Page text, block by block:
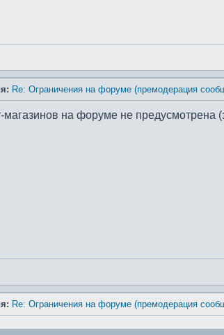
Re: Ограничения на форуме (премодерация
магазинов на форуме не предусмотрена
Re: Ограничения на форуме (премодерация